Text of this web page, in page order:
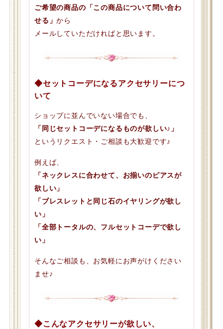
ご希望の商品の「この商品について問い合わ
せる」から
メールしていただければと思います。
◆セットコーデになるアクセサリーにつ
いて
ショップに並んでいない場合でも、
「同じセットコーデになるものが欲しい♪」
というリクエスト・ご相談も大歓迎です♪
例えば、
「ネックレスに合わせて、お揃いのピアスが
欲しい」
「ブレスレットと同じ石のイヤリングが欲し
い」
「全部トータルの、フルセットコーデで欲し
い」
そんなご相談も、お気軽にお声がけください
ませ♪
◆こんなアクセサリーが欲しい、